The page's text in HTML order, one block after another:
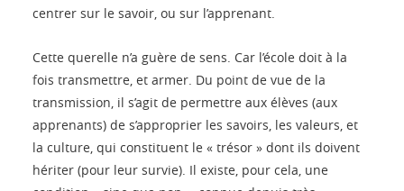
centrer sur le savoir, ou sur l’apprenant.
Cette querelle n’a guère de sens. Car l’école doit à la
fois transmettre, et armer. Du point de vue de la
transmission, il s’agit de permettre aux élèves (aux
apprenants) de s’approprier les savoirs, les valeurs, et
la culture, qui constituent le « trésor » dont ils doivent
hériter (pour leur survie). Il existe, pour cela, une